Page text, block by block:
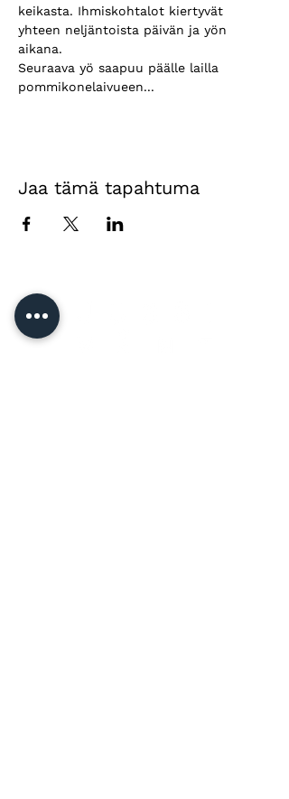
keikasta. Ihmiskohtalot kiertyvät
yhteen neljäntoista päivän ja yön
aikana.
Seuraava yö saapuu päälle lailla
pommikonelaivueen...
Jaa tämä tapahtuma